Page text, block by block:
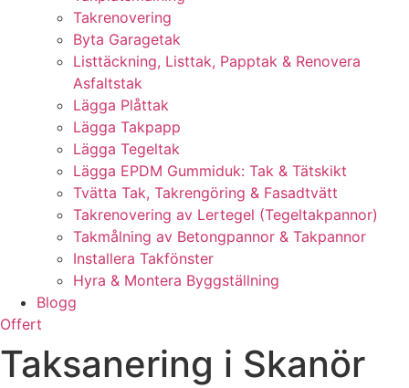
Takrenovering
Byta Garagetak
Listtäckning, Listtak, Papptak & Renovera
Asfaltstak
Lägga Plåttak
Lägga Takpapp
Lägga Tegeltak
Lägga EPDM Gummiduk: Tak & Tätskikt
Tvätta Tak, Takrengöring & Fasadtvätt
Takrenovering av Lertegel (Tegeltakpannor)
Takmålning av Betongpannor & Takpannor
Installera Takfönster
Hyra & Montera Byggställning
Blogg
Offert
Taksanering i Skanör